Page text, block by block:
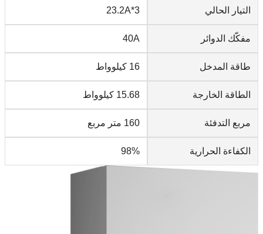
التيار الحالي 3*23.2A
مفكّك الدوائر 40A
طاقة المدخل 16 كيلوواط
الطاقة الخارجة 15.68 كيلوواط
مربع التدفئة 160 متر مربع
الكفاءة الحرارية 98%